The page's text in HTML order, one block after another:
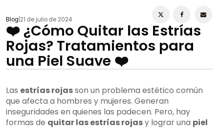
Blog 21 de julio de 2024
❤️ ¿Cómo Quitar las Estrías
Rojas? Tratamientos para
una Piel Suave ❤️
Las estrías rojasson un problema estético común
que afecta a hombres y mujeres. Generan
inseguridades en quienes las padecen. Pero, hay
formas de quitar las estrías rojasy lograr una piel